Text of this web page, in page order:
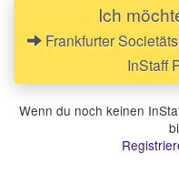
Ich
Frankfurter
InStaff
Wenn du noch keinen